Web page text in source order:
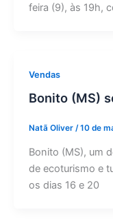
feira (9), às 19h,
Vendas
Bonito (MS)
Natã Oliver /10 de
Bonito (MS), um
de ecoturismo e
os dias 16 e 20